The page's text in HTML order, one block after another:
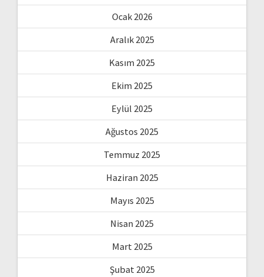
Ocak 2026
Aralık 2025
Kasım 2025
Ekim 2025
Eylül 2025
Ağustos 2025
Temmuz 2025
Haziran 2025
Mayıs 2025
Nisan 2025
Mart 2025
Şubat 2025